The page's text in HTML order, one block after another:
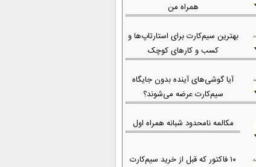
همراه من
بهترین سیم‌کارت برای استارتاپ‌ها و
کسب و کارهای کوچک
آیا گوشی‌های آینده بدون جایگاه
سیم‌کارت عرضه می‌شوند؟
مکالمه نامحدود شبانه همراه اول
۱۰ فاکتور که قبل از خرید سیم‌کارت